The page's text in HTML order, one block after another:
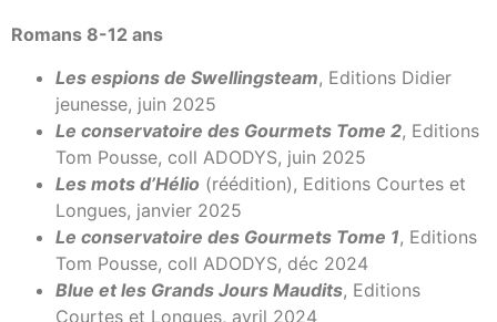
Romans 8-12 ans
Les espions de Swellingsteam, Editions Didier
jeunesse, juin 2025
Le conservatoire des Gourmets Tome 2, Editions
Tom Pousse, coll ADODYS, juin 2025
Les mots d’Hélio (réédition), Editions Courtes et
Longues, janvier 2025
Le conservatoire des Gourmets Tome 1, Editions
Tom Pousse, coll ADODYS, déc 2024
Blue et les Grands Jours Maudits, Editions
Courtes et Longues, avril 2024